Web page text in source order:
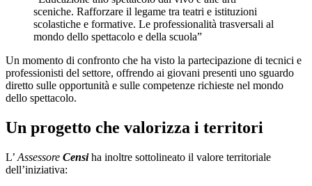
sceniche. Rafforzare il legame tra teatri e istituzioni
scolastiche e formative. Le professionalità trasversali al
mondo dello spettacolo e della scuola”
Un momento di confronto che ha visto la partecipazione di tecnici e
professionisti del settore, offrendo ai giovani presenti uno sguardo
diretto sulle opportunità e sulle competenze richieste nel mondo
dello spettacolo.
Un progetto che valorizza i territori
L’ Assessore Censiha inoltre sottolineato il valore territoriale
dell’iniziativa: